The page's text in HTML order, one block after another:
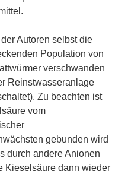
Autoren selbst die
Population von
verschwanden
Reinstwasseranlage
Zu beachten ist
vom
gebunden wird
durch andere Anionen
Kieselsäure dann wieder